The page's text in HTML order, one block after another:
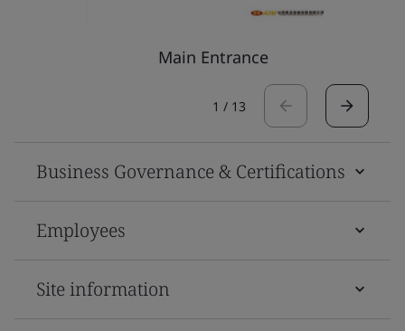
Main Entrance
1 / 13
Business Governance & Certifications
Employees
Site information